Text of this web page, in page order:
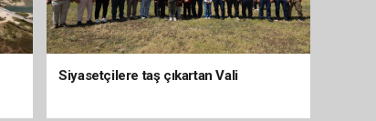
Siyasetçilere taş çıkartan Vali